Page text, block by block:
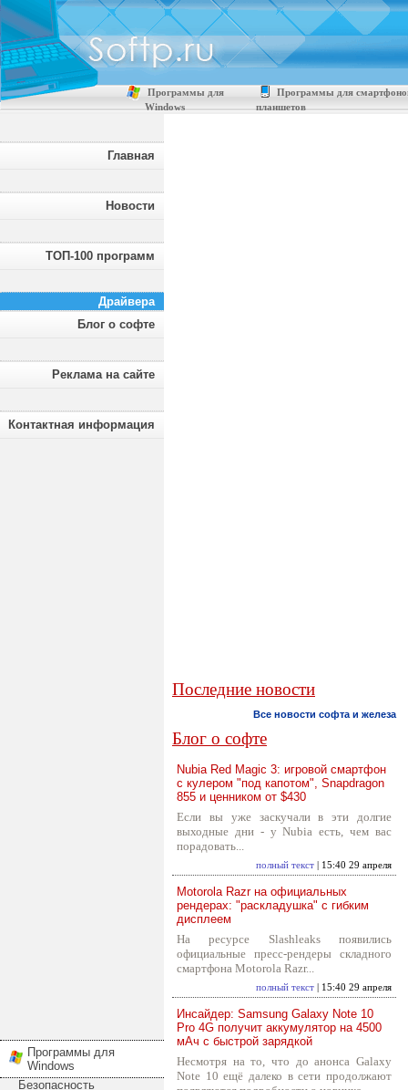
Программы для
Windows
Программы для
планшетов
Главная
Новости
ТОП-100 программ
Драйвера
Блог о софте
Реклама на сайте
Контактная информация
Программы для
Windows
Безопасность
Последние новости
Все новости софта и железа
Блог о софте
Nubia Red Magic 3: игровой смартфон
с кулером "под капотом", Snapdragon
855 и ценником от $430
Если вы уже заскучали в эти долгие
выходные дни - у Nubia есть, чем вас
порадовать...
полный текст | 15:40 29 апреля
Motorola Razr на официальных
рендерах: "раскладушка" с гибким
дисплеем
На ресурсе Slashleaks появились
официальные пресс-рендеры складного
смартфона Motorola Razr...
полный текст | 15:40 29 апреля
Инсайдер: Samsung Galaxy Note 10
Pro 4G получит аккумулятор на 4500
мАч с быстрой зарядкой
Несмотря на то, что до анонса Galaxy
Note 10 ещё далеко в сети продолжают